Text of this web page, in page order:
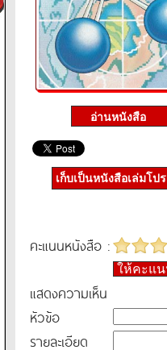
เก็บเป็นหนังสือเล่มโป
คะแนนหนังสือ :
ให้คะแ
แสดงความเห็น
หัวข้อ
รายละเอียด